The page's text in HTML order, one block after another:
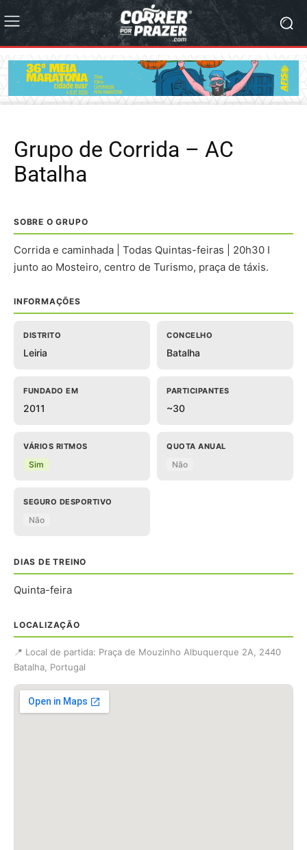
Grupo de Corrida – AC
Batalha
SOBRE O GRUPO
Corrida e caminhada | Todas Quintas-feiras | 20h30 I
junto ao Mosteiro, centro de Turismo, praça de táxis.
INFORMAÇÕES
DISTRITO
Leiria
CONCELHO
Batalha
FUNDADO EM
2011
PARTICIPANTES
~30
VÁRIOS RITMOS
Sim
QUOTA ANUAL
Não
SEGURO DESPORTIVO
Não
DIAS DE TREINO
Quinta-feira
LOCALIZAÇÃO
📍 Local de partida: Praça de Mouzinho Albuquerque 2A, 2440
Batalha, Portugal